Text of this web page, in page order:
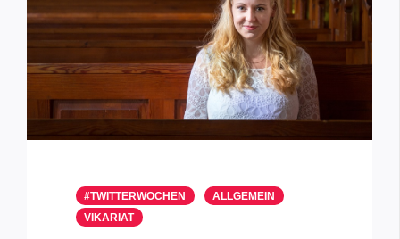
#TWITTERWOCHEN
ALLGEMEIN
VIKARIAT